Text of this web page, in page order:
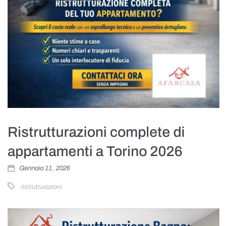
Ristrutturazioni complete di
appartamenti a Torino 2026
Gennaio 11, 2026
ristrutturazioni